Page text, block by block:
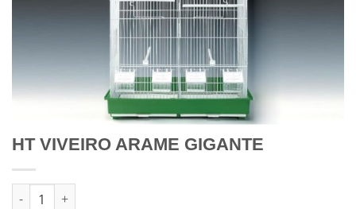
HT VIVEIRO ARAME GIGANTE
Quantidade de HT VIVEIRO ARAME GIGANTE